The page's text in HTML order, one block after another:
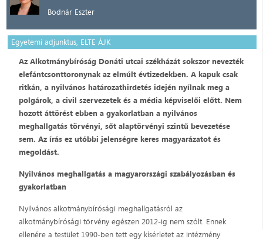
Bodnár Eszter
Egyetemi adjunktus, ELTE ÁJK
Az Alkotmánybíróság Donáti utcai székházát sokszor nevezték
elefántcsonttoronynak az elmúlt évtizedekben. A kapuk csak
ritkán, a nyilvános határozathirdetés idején nyílnak meg a
polgárok, a civil szervezetek és a média képviselői előtt. Nem
hozott áttörést ebben a gyakorlatban a nyilvános
meghallgatás törvényi, sőt alaptörvényi szintű bevezetése
sem. Az írás ez utóbbi jelenségre keres magyarázatot és
megoldást.
Nyilvános meghallgatás a magyarországi szabályozásban és
gyakorlatban
Nyilvános alkotmánybírósági meghallgatásról az
alkotmánybírósági törvény egészen 2012-ig nem szólt. Ennek
ellenére a testület 1990-ben tett egy kísérletet az intézmény